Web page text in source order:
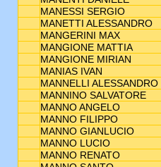
MANESSI SERGIO
MANETTI ALESSANDRO
MANGERINI MAX
MANGIONE MATTIA
MANGIONE MIRIAN
MANIAS IVAN
MANNELLI ALESSANDRO
MANNINO SALVATORE
MANNO ANGELO
MANNO FILIPPO
MANNO GIANLUCIO
MANNO LUCIO
MANNO RENATO